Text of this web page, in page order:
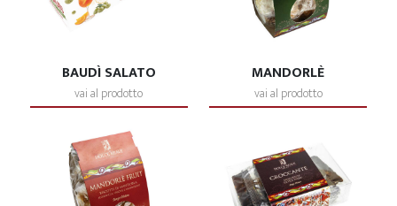
BAUDÌ SALATO
vai al prodotto
MANDORLÈ
vai al prodotto